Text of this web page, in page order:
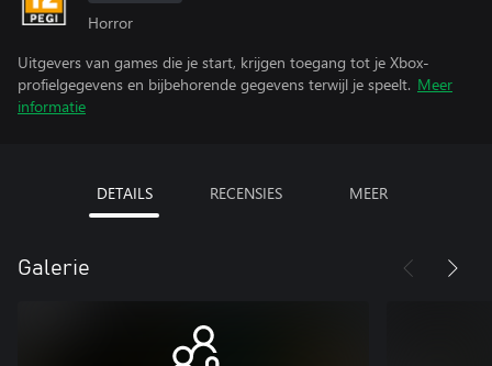
Horror
Uitgevers van games die je start, krijgen toegang tot je Xbox-
profielgegevens en bijbehorende gegevens terwijl je speelt. Meer
informatie
DETAILS RECENSIES MEER
Galerie